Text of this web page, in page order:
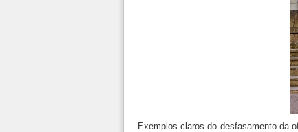
Exemplos claros do desfasamento da